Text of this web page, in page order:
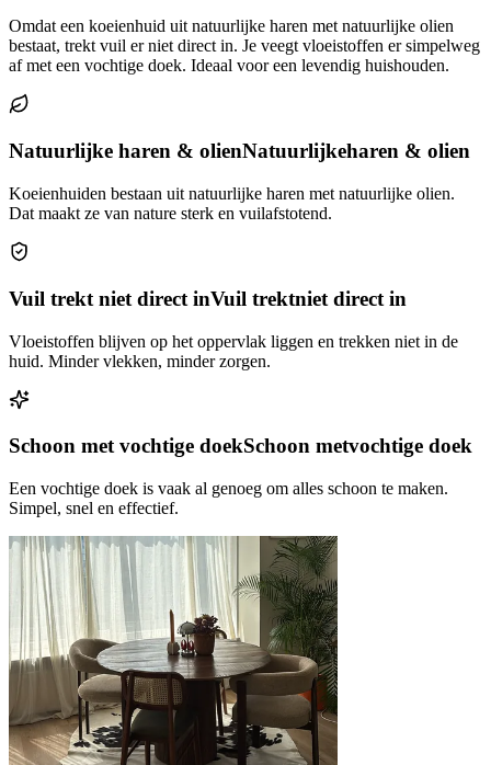
Omdat een koeienhuid uit natuurlijke haren met natuurlijke olien
bestaat, trekt vuil er niet direct in. Je veegt vloeistoffen er simpelweg
af met een vochtige doek. Ideaal voor een levendig huishouden.
Natuurlijke haren & olienNatuurlijkeharen & olien
Koeienhuiden bestaan uit natuurlijke haren met natuurlijke olien.
Dat maakt ze van nature sterk en vuilafstotend.
Vuil trekt niet direct inVuil trektniet direct in
Vloeistoffen blijven op het oppervlak liggen en trekken niet in de
huid. Minder vlekken, minder zorgen.
Schoon met vochtige doekSchoon metvochtige doek
Een vochtige doek is vaak al genoeg om alles schoon te maken.
Simpel, snel en effectief.